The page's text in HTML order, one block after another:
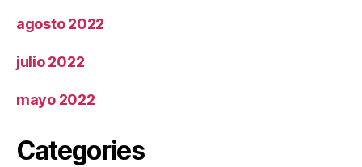
agosto 2022
julio 2022
mayo 2022
Categories